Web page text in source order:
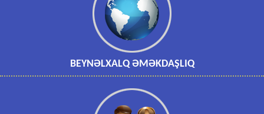
BEYNƏLXALQ ƏMƏKDAŞLIQ